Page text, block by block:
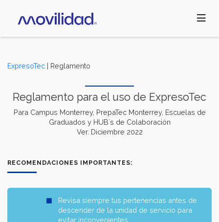
contenido
ExpresoTec | Reglamento
Reglamento para el uso de ExpresoTec
Para Campus Monterrey, PrepaTec Monterrey, Escuelas de
Graduados y HUB´s de Colaboración
Ver. Diciembre 2022
RECOMENDACIONES IMPORTANTES:
Revisa siempre tus pertenencias antes de
descender de la unidad de servicio para
evitar inconvenientes.